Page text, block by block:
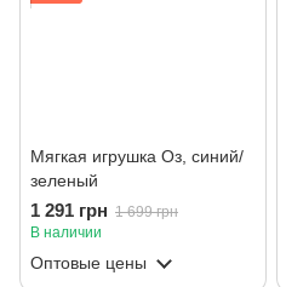
Мягкая игрушка Оз, синий/
зеленый
1 291 грн 1 699 грн
В наличии
Оптовые цены